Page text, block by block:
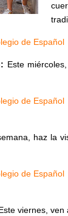
de Español
: Este
de Español
haz la
de Español
viernes,